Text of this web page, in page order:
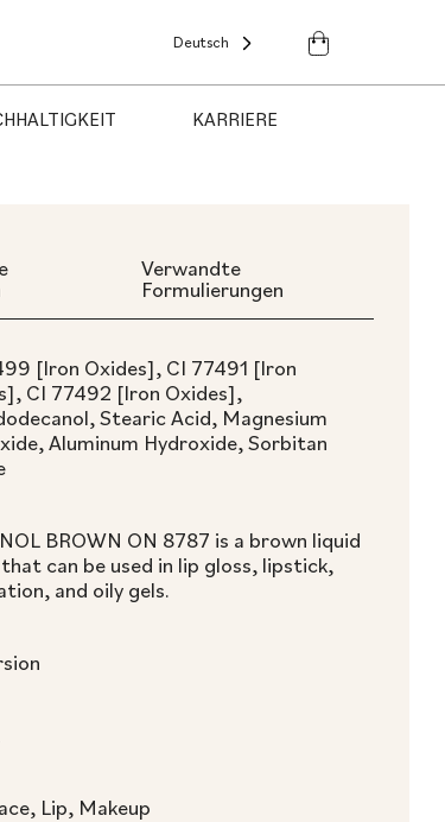
Deutsch
KARRIERE
Verwandte
Formulierungen
[Iron Oxides], CI 77491 [Iron
CI 77492 [Iron Oxides],
Stearic Acid, Magnesium
Aluminum Hydroxide, Sorbitan
BROWN ON 8787 is a brown liquid
can be used in lip gloss, lipstick,
and oily gels.
Lip, Makeup